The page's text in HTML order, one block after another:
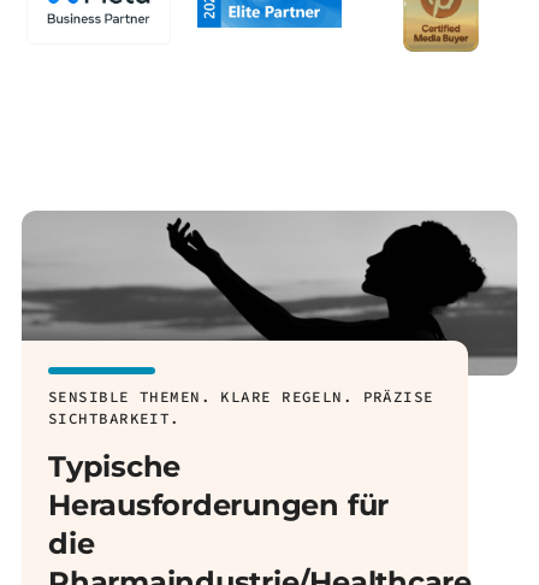
SENSIBLE THEMEN. KLARE REGELN. PRÄZISE
SICHTBARKEIT.
Typische
Herausforderungen für
die